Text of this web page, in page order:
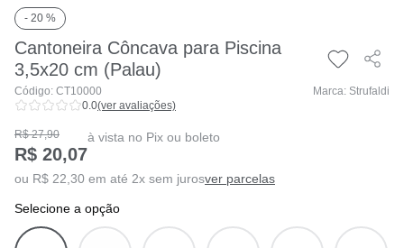
- 20 %
Cantoneira Côncava para Piscina
3,5x20 cm (Palau)
Código: CT10000
Marca: Strufaldi
0.0(ver avaliações)
R$ 27,90
R$ 20,07
à vista no Pix ou boleto
ou R$ 22,30 em até 2x sem jurosver parcelas
selecione a opção